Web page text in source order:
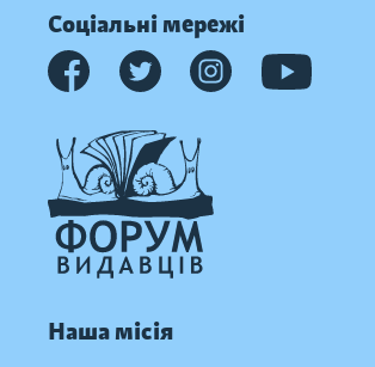
Соціальні мережі
Наша місія